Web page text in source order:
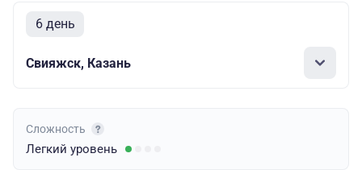
6 день
Свияжск, Казань
Сложность
Легкий уровень